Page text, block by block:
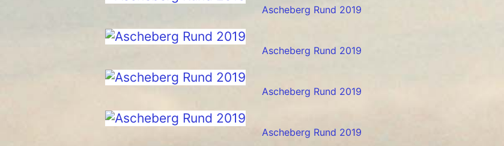
Ascheberg Rund 2019
Ascheberg Rund 2019
Ascheberg Rund 2019
Ascheberg Rund 2019